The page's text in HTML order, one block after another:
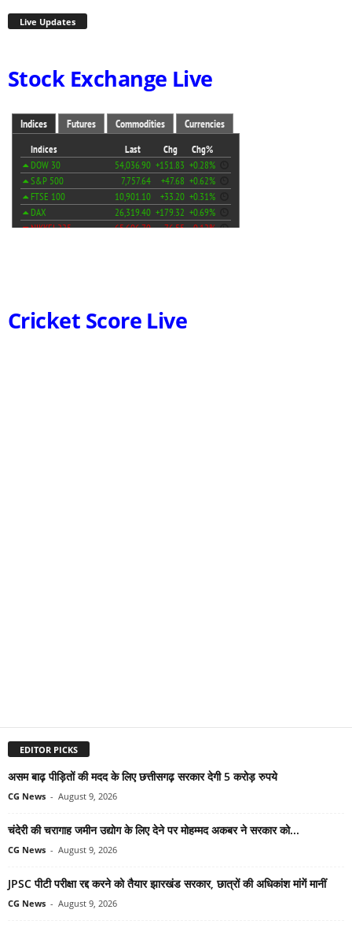
Live Updates
Stock Exchange Live
Cricket Score Live
EDITOR PICKS
असम बाढ़ पीड़ितों की मदद के लिए छत्तीसगढ़ सरकार देगी 5 करोड़ रुपये
CG News - August 9, 2026
चंदेरी की चरागाह जमीन उद्योग के लिए देने पर मोहम्मद अकबर ने सरकार को...
CG News - August 9, 2026
JPSC पीटी परीक्षा रद्द करने को तैयार झारखंड सरकार, छात्रों की अधिकांश मांगें मानीं
CG News - August 9, 2026